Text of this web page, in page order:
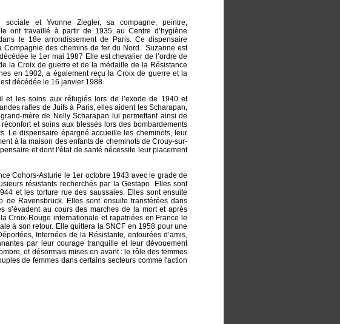
sociale et Yvonne Ziegler, sa compagne, peintre,
ont travaillé à partir de 1935 au Centre d’hygiène
le 18e arrondissement de Paris. Ce dispensaire
Compagnie des chemins de fer du Nord. Suzanne est
le 1er mai 1987 Elle est chevalier de l’ordre de
la Croix de guerre et de la médaille de la Résistance
en 1902, a également reçu la Croix de guerre et la
décédée le 16 janvier 1988.
et les soins aux réfugiés lors de l’exode de 1940 et
rafles de Juifs à Paris, elles aident les Scharapan,
mère de Nelly Scharapan lui permettant ainsi de
et soins aux blessés lors des bombardements
Le dispensaire épargné accueille les cheminots, leur
à la maison des enfants de cheminots de Crouy-sur-
et dont l’état de santé nécessite leur placement
Cohors-Asturie le 1er octobre 1943 avec le grade de
résistants recherchés par la Gestapo. Elles sont
et les torture rue des saussaies. Elles sont ensuite
Ravensbrück. Elles sont ensuite transférées dans
s’évadent au cours des marches de la mort et après
Croix-Rouge internationale et rapatriées en France le
à son retour. Elle quittera la SNCF en 1958 pour une
Internées de la Résistante, entourées d’amis,
par leur courage tranquille et leur dévouement
et désormais mises en avant : le rôle des femmes
de femmes dans certains secteurs comme l'action